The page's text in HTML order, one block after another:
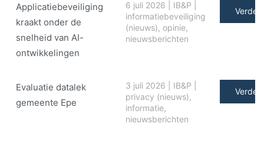
Applicatiebeveiliging
kraakt onder de
snelheid van AI-
ontwikkelingen
6 juli 2026 IB&P
informatiebeveiliging
(nieuws), opinie,
nieuwsberichten
Verder
Evaluatie datalek
gemeente Epe
3 juli 2026 IB&P
privacy (nieuws),
informatie,
nieuwsberichten
Verder